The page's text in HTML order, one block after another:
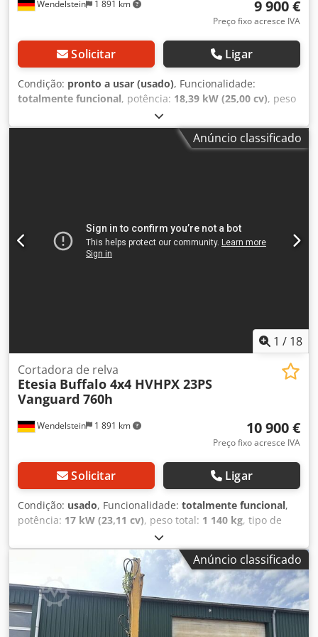
Wendelstein 1 891 km 9 900 €
Preço fixo acresce IVA
Solicitar Ligar
Condição: pronto a usar (usado), Funcionalidade:
totalmente funcional, potência: 18,39 kW (25,00 cv), peso
, tipo de combustível:
combustível:super 95, Ano de fabrico:2009, horas de
, roçadeira controlada
300m) - Equipamento municipal de 1º proprietário Receba
todos os veículos recém-anunciados por email – inscreva-
se na nossa NEWSLETTER! Sujeito a erros e alterações.
Anúncio classificado
1 / 18
Wendelstein 1 891 km
Cortadora de relva
Etesia Buffalo 4x4 HVHPX 23PS
Vanguard 760h
10 900 €
Preço fixo acresce IVA
Solicitar Ligar
Condição: usado, Funcionalidade: totalmente funcional,
potência: 17 kW (23,11 cv), peso total: 1 140 kg, tipo de
branco
eixos, peso operacional:636 kg, peso em vazio:636 kg,
gasolina 91, tipo de engrenagem:
, Ano de fabrico: 2016, horas de
funcionamento:760 h, Equipamento:
faróis adicionais,
tração integral
, Cortador de relva com mulching: + Etesia +
Buffalo HVHPX + Ano de fabrico: 2016 + 760 horas de
Anúncio classificado